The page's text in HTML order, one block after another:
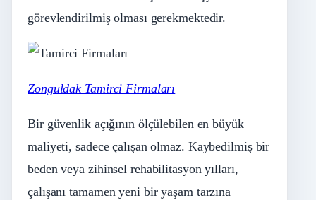
görevlendirilmiş olması gerekmektedir.
Zonguldak Tamirci Firmaları
Bir güvenlik açığının ölçülebilen en büyük
maliyeti, sadece çalışan olmaz. Kaybedilmiş bir
beden veya zihinsel rehabilitasyon yılları,
çalışanı tamamen yeni bir yaşam tarzına